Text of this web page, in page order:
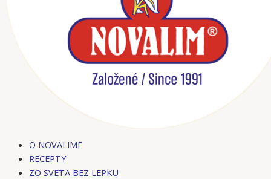
O NOVALIME
RECEPTY
ZO SVETA BEZ LEPKU